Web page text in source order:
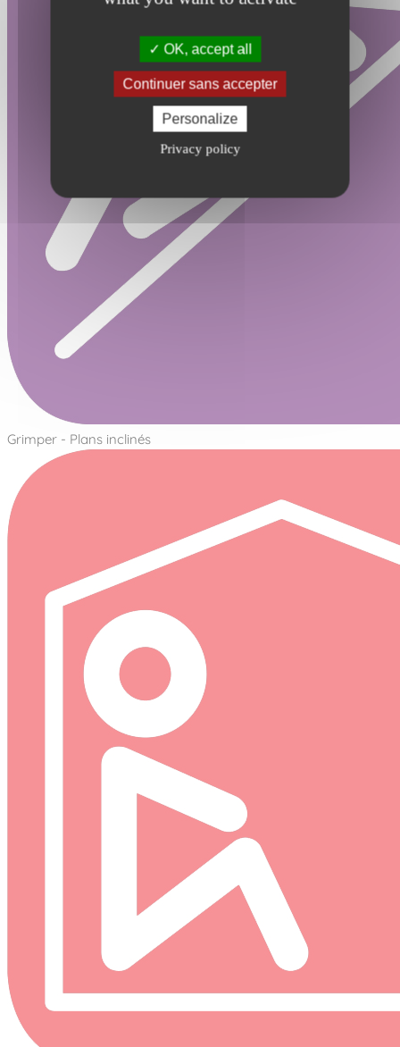
OK, accept all
Continuer sans accepter
Personalize
Privacy policy
Grimper - Plans inclinés